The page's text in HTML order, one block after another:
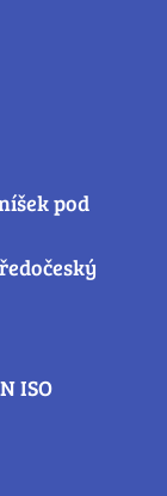
pod
ISO